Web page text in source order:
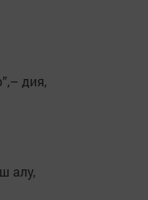
дия,
алу,